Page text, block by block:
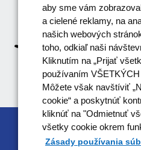
RIADIACIM
PROGRAMU
aby sme vám
a cielené reklamy, na
našich webových
toho, odkiaľ naši
Kliknutím na „Prijať
používaním
Môžete však navštíviť
cookie“ a poskytnúť
kliknúť na "Odmietnuť
všetky cookie okrem
Zásady používania